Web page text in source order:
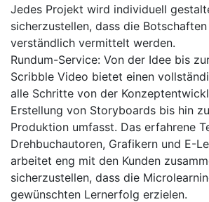
Jedes Projekt wird individuell
sicherzustellen, dass die
verständlich vermittelt werden.
Rundum-Service: Von der Idee bis
Scribble Video bietet einen
alle Schritte von der
Erstellung von Storyboards bis hin
Produktion umfasst. Das erfahrene
Drehbuchautoren, Grafikern und E-
arbeitet eng mit den Kunden
sicherzustellen, dass die
gewünschten Lernerfolg erzielen.